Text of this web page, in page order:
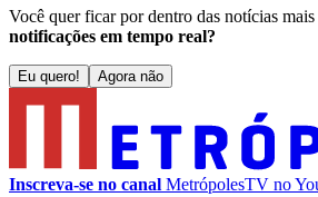
Você quer ficar por dentro das notícias
notificações em tempo real?
Eu quero! Agora não
Inscreva-se no canal MetrópolesTV no